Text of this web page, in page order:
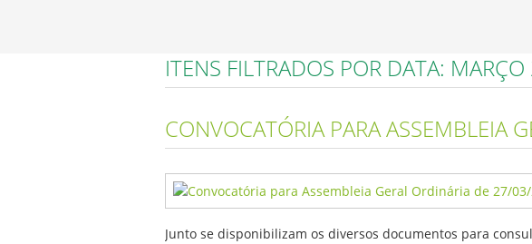
ITENS FILTRADOS POR DATA:
CONVOCATÓRIA PARA ASSEMBLEIA
Junto se disponibilizam os diversos documentos para